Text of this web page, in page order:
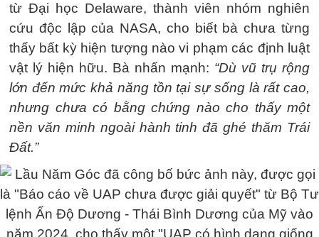
từ Đại học Delaware, thành viên nhóm nghiên
cứu độc lập của NASA, cho biết bà chưa từng
thấy bất kỳ hiện tượng nào vi phạm các định luật
vật lý hiện hữu. Bà nhấn mạnh: “Dù vũ trụ rộng
lớn đến mức khả năng tồn tại sự sống là rất cao,
nhưng chưa có bằng chứng nào cho thấy một
nền văn minh ngoài hành tinh đã ghé thăm Trái
Đất.”